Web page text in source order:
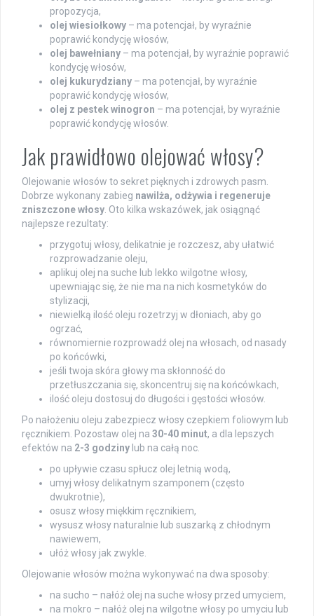
propozycja,
olej wiesiołkowy – ma potencjał, by wyraźnie
poprawić kondycję włosów,
olej bawełniany – ma potencjał, by wyraźnie poprawić
kondycję włosów,
olej kukurydziany – ma potencjał, by wyraźnie
poprawić kondycję włosów,
olej z pestek winogron – ma potencjał, by wyraźnie
poprawić kondycję włosów.
Jak prawidłowo olejować włosy?
Olejowanie włosów to sekret pięknych i zdrowych pasm.
Dobrze wykonany zabieg nawilża, odżywia i regeneruje
zniszczone włosy . Oto kilka wskazówek, jak osiągnąć
najlepsze rezultaty:
przygotuj włosy, delikatnie je rozczesz, aby ułatwić
rozprowadzanie oleju,
aplikuj olej na suche lub lekko wilgotne włosy,
upewniając się, że nie ma na nich kosmetyków do
stylizacji,
niewielką ilość oleju rozetrzyj w dłoniach, aby go
ogrzać,
równomiernie rozprowadź olej na włosach, od nasady
po końcówki,
jeśli twoja skóra głowy ma skłonność do
przetłuszczania się, skoncentruj się na końcówkach,
ilość oleju dostosuj do długości i gęstości włosów.
Po nałożeniu oleju zabezpiecz włosy czepkiem foliowym lub
ręcznikiem. Pozostaw olej na 30-40 minut, a dla lepszych
efektów na 2-3 godziny lub na całą noc.
po upływie czasu spłucz olej letnią wodą,
umyj włosy delikatnym szamponem (często
dwukrotnie),
osusz włosy miękkim ręcznikiem,
wysusz włosy naturalnie lub suszarką z chłodnym
nawiewem,
ułóż włosy jak zwykle.
Olejowanie włosów można wykonywać na dwa sposoby:
na sucho – nałóż olej na suche włosy przed umyciem,
na mokro – nałóż olej na wilgotne włosy po umyciu lub